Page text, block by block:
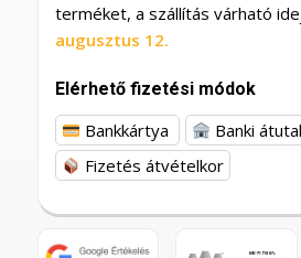
terméket, a szállítás várható
augusztus 12.
Elérhető fizetési módok
Bankkártya
Banki
Fizetés átvételkor